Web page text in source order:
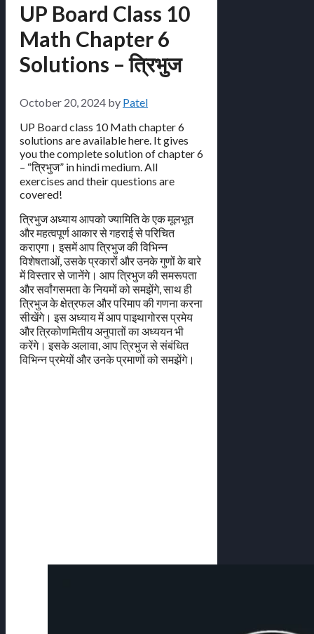
UP Board Class 10
Math Chapter 6
Solutions – त्रिभुज
October 20, 2024 by Patel
UP Board class 10 Math chapter 6
solutions are available here. It gives
you the complete solution of chapter 6
– “त्रिभुज” in hindi medium. All
exercises and their questions are
covered!
त्रिभुज अध्याय आपको ज्यामिति के एक मूलभूत
और महत्वपूर्ण आकार से गहराई से परिचित
कराएगा। इसमें आप त्रिभुज की विभिन्न
विशेषताओं, उसके प्रकारों और उनके गुणों के बारे
में विस्तार से जानेंगे। आप त्रिभुज की समरूपता
और सर्वांगसमता के नियमों को समझेंगे, साथ ही
त्रिभुज के क्षेत्रफल और परिमाप की गणना करना
सीखेंगे। इस अध्याय में आप पाइथागोरस प्रमेय
और त्रिकोणमितीय अनुपातों का अध्ययन भी
करेंगे। इसके अलावा, आप त्रिभुज से संबंधित
विभिन्न प्रमेयों और उनके प्रमाणों को समझेंगे।